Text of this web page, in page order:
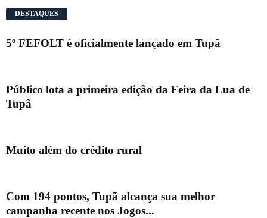
DESTAQUES
5º FEFOLT é oficialmente lançado em Tupã
Público lota a primeira edição da Feira da Lua de
Tupã
Muito além do crédito rural
Com 194 pontos, Tupã alcança sua melhor
campanha recente nos Jogos...